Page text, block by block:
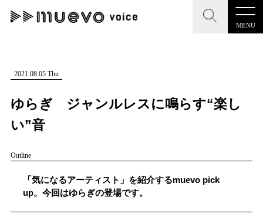
MENU
CLOSE
記事を検索する
人気ワード
#男性SSW #ポップス #女性SSW
CLOSE
"読者の声を形にする”音楽特化メディア
MENU
記事一覧
2021.08.05 Thu
ゆらぎ ジャンルレスに鳴らす“楽し
い”音
Outline
「気になるアーティスト」を紹介するmuevo pick
up。今回はゆらぎの登場です。